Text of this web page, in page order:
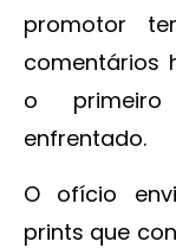
promotor
comentários
o
enfrentado.
O ofício
prints que